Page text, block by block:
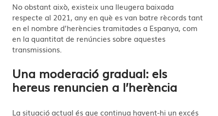
No obstant això, existeix una lleugera baixada
respecte al 2021, any en què es van batre rècords tant
en el nombre d’herències tramitades a Espanya, com
en la quantitat de renúncies sobre aquestes
transmissions.
Una moderació gradual: els
hereus renuncien a l’herència
La situació actual és que continua havent-hi un excés